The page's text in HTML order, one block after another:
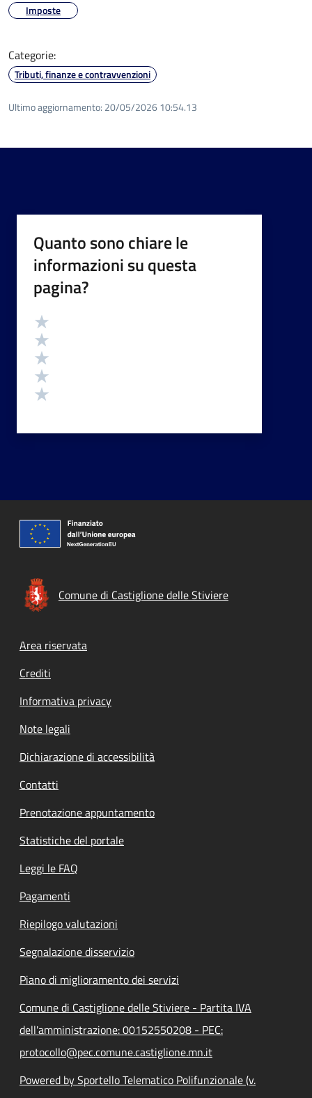
Imposte
Categorie:
Tributi, finanze e contravvenzioni
Ultimo aggiornamento: 20/05/2026 10:54.13
Quanto sono chiare le
informazioni su questa
pagina?
Valutazione
Comune di Castiglione delle Stiviere
Footer menu
Area riservata
Crediti
Informativa privacy
Note legali
Dichiarazione di accessibilità
Contatti
Prenotazione appuntamento
Statistiche del portale
Leggi le FAQ
Pagamenti
Riepilogo valutazioni
Segnalazione disservizio
Piano di miglioramento dei servizi
Comune di Castiglione delle Stiviere - Partita IVA
dell'amministrazione: 00152550208 - PEC:
protocollo@pec.comune.castiglione.mn.it
Powered by Sportello Telematico Polifunzionale (v.